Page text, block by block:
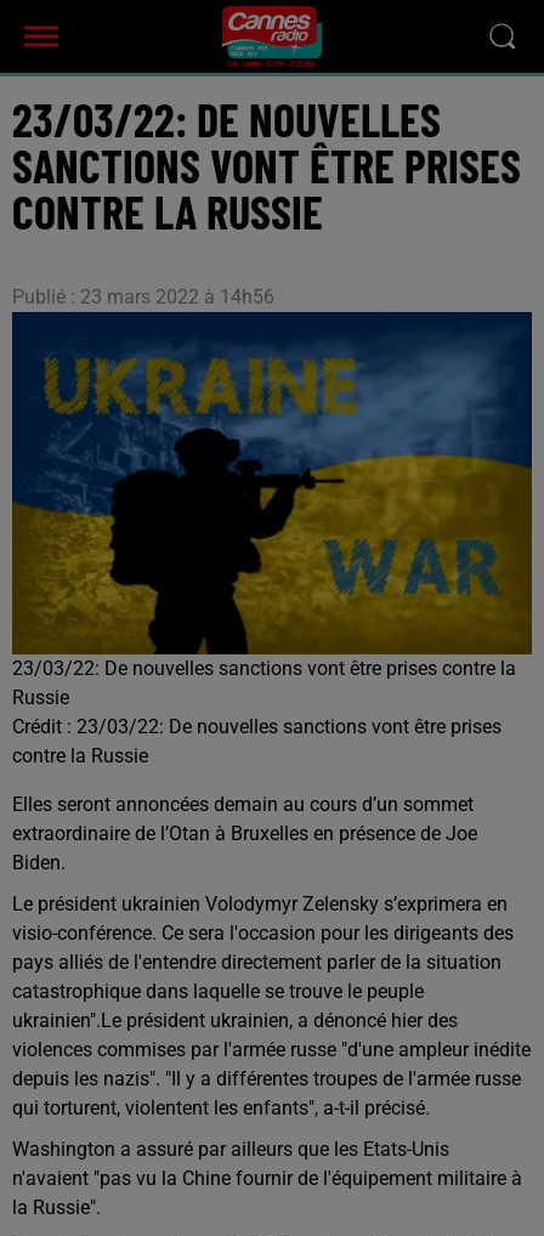
23/03/22: DE NOUVELLES
SANCTIONS VONT ÊTRE PRISES
CONTRE LA RUSSIE
Publié : 23 mars 2022 à 14h56
23/03/22: De nouvelles sanctions vont être prises contre la
Russie
Crédit : 23/03/22: De nouvelles sanctions vont être prises
contre la Russie
Elles seront annoncées demain au cours d’un sommet
extraordinaire de l’Otan à Bruxelles en présence de Joe
Biden.
Le président ukrainien Volodymyr Zelensky s’exprimera en
visio-conférence. Ce sera l'occasion pour les dirigeants des
pays alliés de l'entendre directement parler de la situation
catastrophique dans laquelle se trouve le peuple
ukrainien". Le président ukrainien, a dénoncé hier des
violences commises par l'armée russe "d'une ampleur inédite
depuis les nazis". "Il y a différentes troupes de l'armée russe
qui torturent, violentent les enfants", a-t-il précisé.
Washington a assuré par ailleurs que les Etats-Unis
n'avaient "pas vu la Chine fournir de l'équipement militaire à
la Russie".